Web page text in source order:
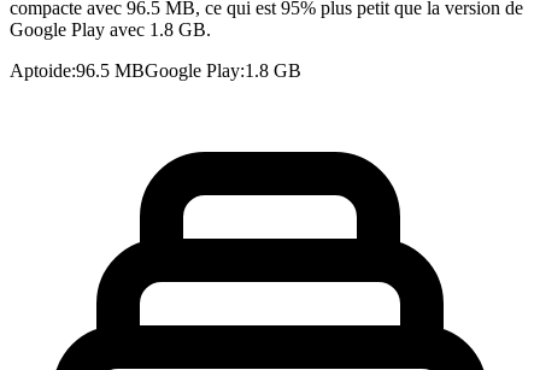
compacte avec 96.5 MB, ce qui est 95% plus petit que la version de
Google Play avec 1.8 GB.
Aptoide:96.5 MBGoogle Play:1.8 GB